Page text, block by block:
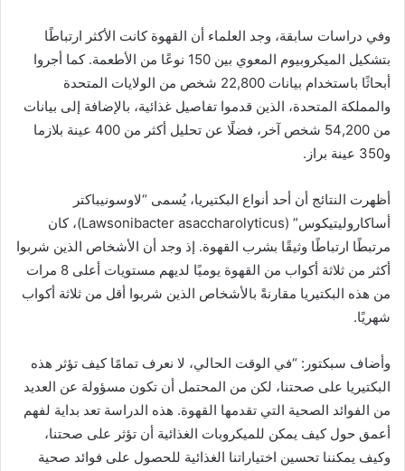
وفي دراسات سابقة، وجد العلماء أن القهوة كانت الأكثر ارتباطًا
بتشكيل الميكروبيوم المعوي بين 150 نوعًا من الأطعمة. كما أجروا
أبحاثًا باستخدام بيانات 22,800 شخص من الولايات المتحدة
والمملكة المتحدة، الذين قدموا تفاصيل غذائية، بالإضافة إلى بيانات
من 54,200 شخص آخر، فضلًا عن تحليل أكثر من 400 عينة بلازما
و350 عينة براز.
أظهرت النتائج أن أحد أنواع البكتيريا، يُسمى “لاوسونيباكتر
أساكاروليتيكوس” (Lawsonibacter asaccharolyticus)، كان
مرتبطًا ارتباطًا وثيقًا بشرب القهوة. إذ وجد أن الأشخاص الذين شربوا
أكثر من ثلاثة أكواب من القهوة يوميًا لديهم مستويات أعلى 8 مرات
من هذه البكتيريا مقارنةً بالأشخاص الذين شربوا أقل من ثلاثة أكواب
شهريًا.
وأضاف سبكتور: “في الوقت الحالي، لا نعرف تمامًا كيف تؤثر هذه
البكتيريا على صحتنا، لكن من المحتمل أن تكون مسؤولة عن العديد
من الفوائد الصحية التي تقدمها القهوة. هذه الدراسة تعد بداية لفهم
أعمق حول كيف يمكن للميكروبات الغذائية أن تؤثر على صحتنا،
وكيف يمكننا تحسين اختياراتنا الغذائية للحصول على فوائد صحية